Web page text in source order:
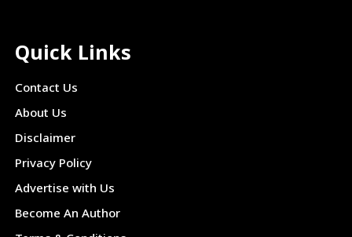
Quick Links
Contact Us
About Us
Disclaimer
Privacy Policy
Advertise with Us
Become An Author